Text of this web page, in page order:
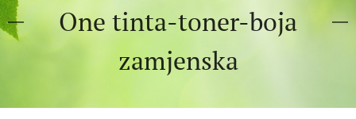
One tinta-toner-boja
zamjenska